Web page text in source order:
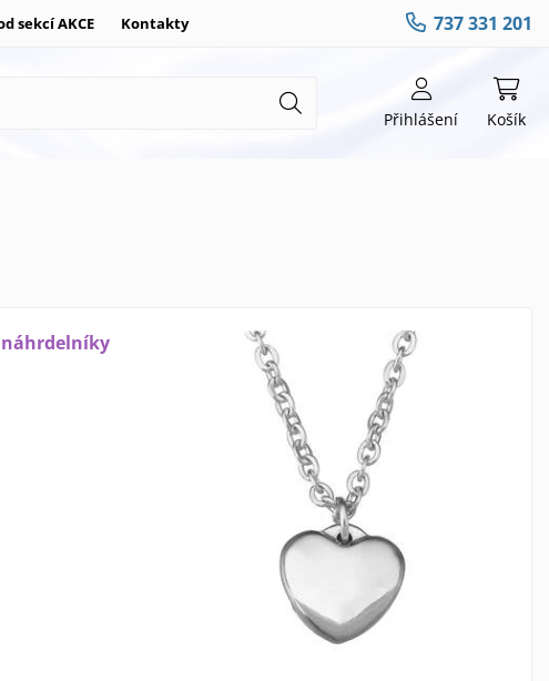
sekcí AKCE Kontakty 737 331 201
Přihlášení Košík